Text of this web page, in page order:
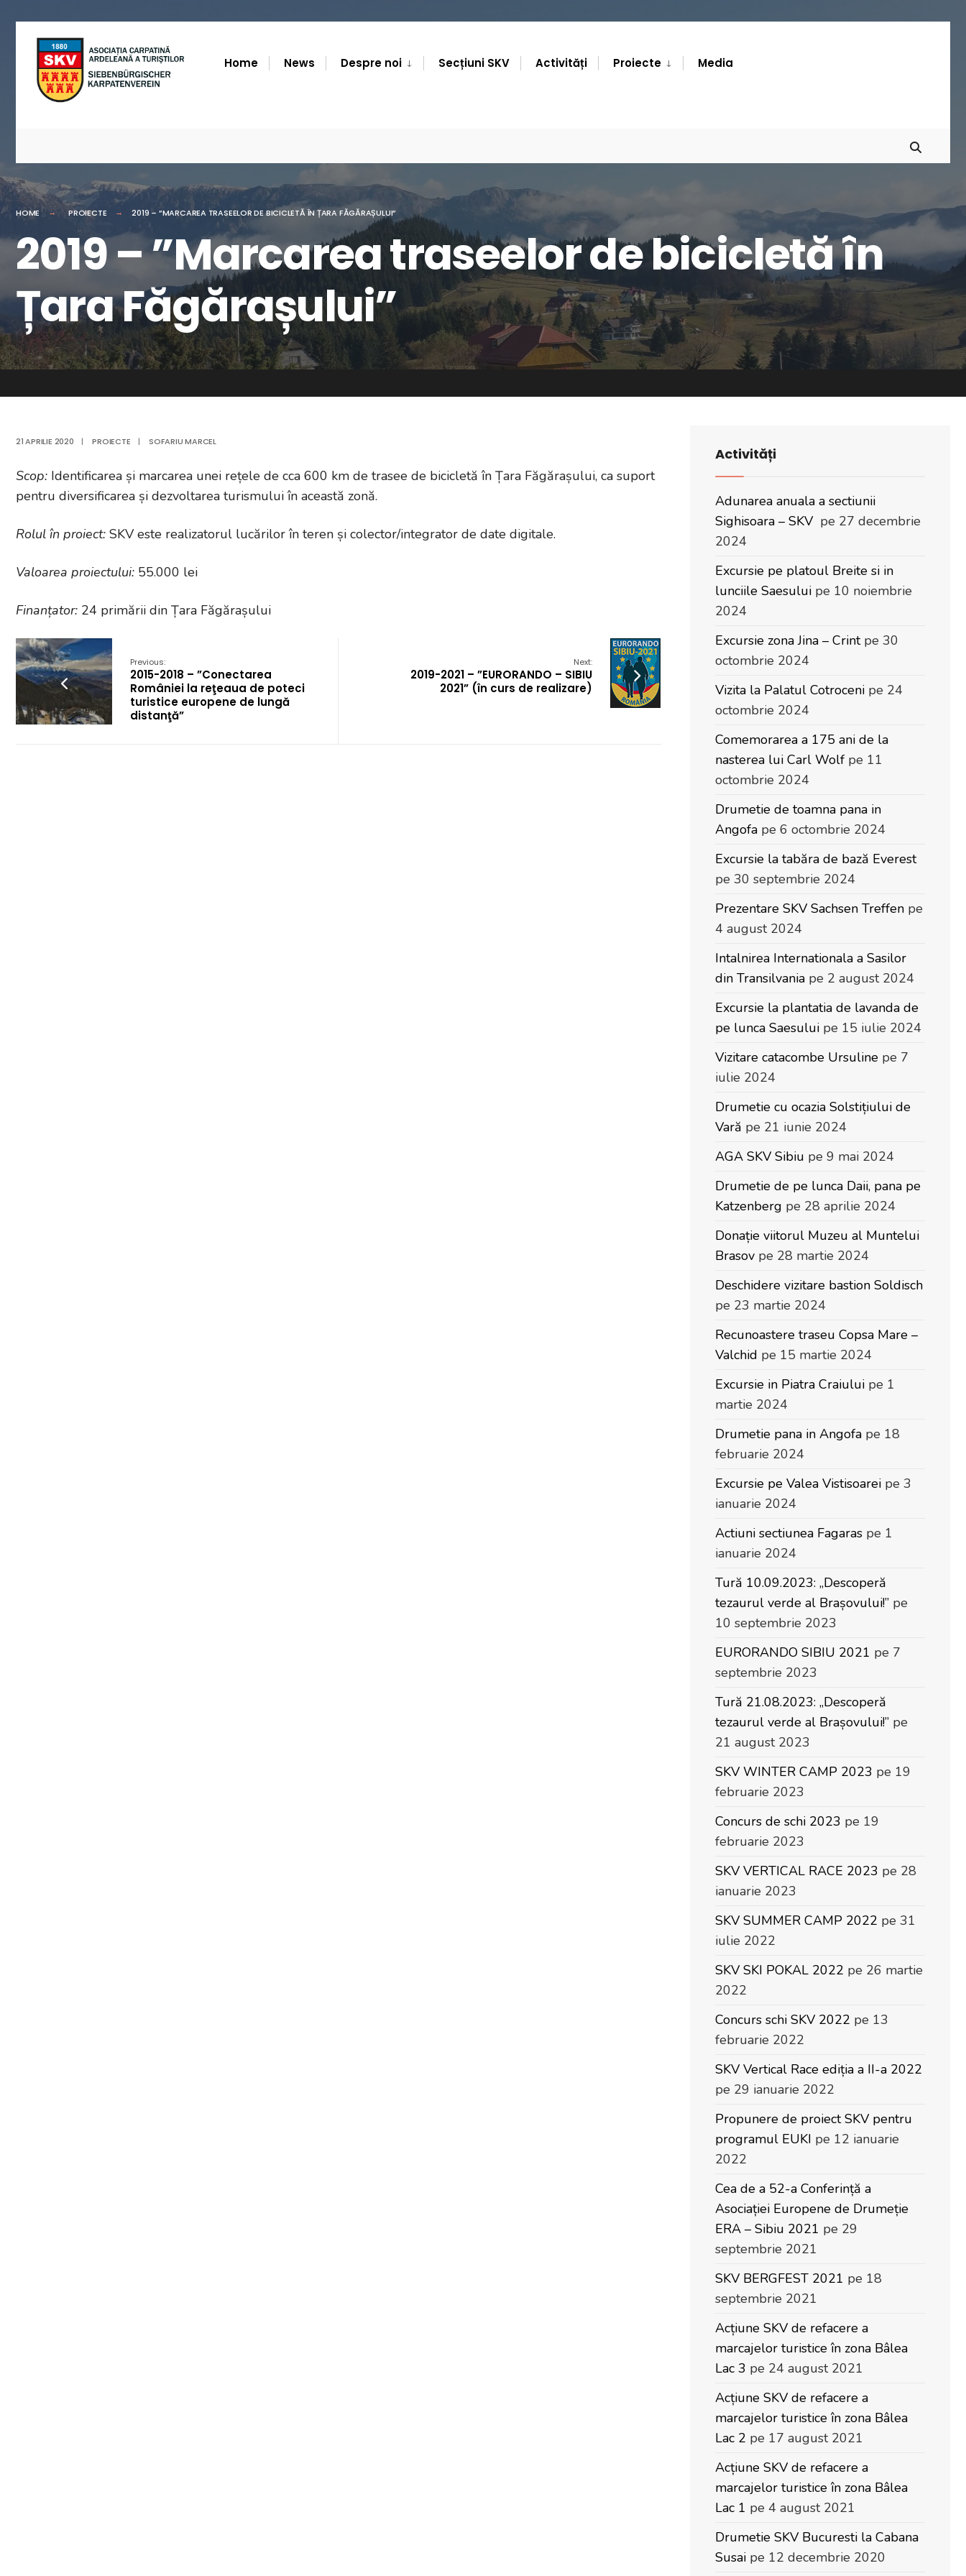
Skip
content
Home News Despre noi Secțiuni SKV Activități Proiecte Media
HOME PROIECTE 2019 – ”MARCAREA TRASEELOR DE BICICLETĂ ÎN ȚARA FĂGĂRAȘULUI”
2019 – ”Marcarea traseelor de bicicletă în
Țara Făgărașului”
21 APRILIE 2020 | PROIECTE | SOFARIU MARCEL
Scop: Identificarea și marcarea unei rețele de cca 600 km de trasee de bicicletă în Țara Făgărașului, ca suport
pentru diversificarea și dezvoltarea turismului în această zonă.
Rolul în proiect: SKV este realizatorul lucărilor în teren și colector/integrator de date digitale.
Valoarea proiectului: 55.000 lei
Finanțator: 24 primării din Țara Făgărașului
Previous:
2015-2018 – ”Conectarea
României la reţeaua de poteci
turistice europene de lungă
distanţă”
Next:
2019-2021 – ”EURORANDO – SIBIU
2021” (în curs de realizare)
Activități
Adunarea anuala a sectiunii
Sighisoara – SKV pe 27 decembrie
2024
Excursie pe platoul Breite si in
lunciile Saesului pe 10 noiembrie
2024
Excursie zona Jina – Crintpe 30
octombrie 2024
Vizita la Palatul Cotroceni pe 24
octombrie 2024
Comemorarea a 175 ani de la
nasterea lui Carl Wolf pe 11
octombrie 2024
Drumetie de toamna pana in
Angofa pe 6 octombrie 2024
Excursie la tabăra de bază Everest
pe 30 septembrie 2024
Prezentare SKV Sachsen Treffen pe
4 august 2024
Intalnirea Internationala a Sasilor
din Transilvania pe 2 august 2024
Excursie la plantatia de lavanda de
pe lunca Saesului pe 15 iulie 2024
Vizitare catacombe Ursuline pe 7
iulie 2024
Drumetie cu ocazia Solstițiului de
Vară pe 21 iunie 2024
AGA SKV Sibiu pe 9 mai 2024
Drumetie de pe lunca Daii, pana pe
Katzenberg pe 28 aprilie 2024
Donație viitorul Muzeu al Muntelui
Brasov pe 28 martie 2024
Deschidere vizitare bastion Soldisch
pe 23 martie 2024
Recunoastere traseu Copsa Mare –
Valchid pe 15 martie 2024
Excursie in Piatra Craiului pe 1
martie 2024
Drumetie pana in Angofa pe 18
februarie 2024
Excursie pe Valea Vistisoarei pe 3
ianuarie 2024
Actiuni sectiunea Fagaras pe 1
ianuarie 2024
Tură 10.09.2023: „Descoperă
tezaurul verde al Brașovului!” pe
10 septembrie 2023
EURORANDO SIBIU 2021 pe 7
septembrie 2023
Tură 21.08.2023: „Descoperă
tezaurul verde al Brașovului!” pe
21 august 2023
SKV WINTER CAMP 2023 pe 19
februarie 2023
Concurs de schi 2023 pe 19
februarie 2023
SKV VERTICAL RACE 2023 pe 28
ianuarie 2023
SKV SUMMER CAMP 2022 pe 31
iulie 2022
SKV SKI POKAL 2022 pe 26 martie
2022
Concurs schi SKV 2022 pe 13
februarie 2022
SKV Vertical Race ediția a II-a 2022
pe 29 ianuarie 2022
Propunere de proiect SKV pentru
programul EUKI pe 12 ianuarie
2022
Cea de a 52-a Conferință a
Asociației Europene de Drumeție
ERA – Sibiu 2021 pe 29
septembrie 2021
SKV BERGFEST 2021 pe 18
septembrie 2021
Acțiune SKV de refacere a
marcajelor turistice în zona Bâlea
Lac 3 pe 24 august 2021
Acțiune SKV de refacere a
marcajelor turistice în zona Bâlea
Lac 2 pe 17 august 2021
Acțiune SKV de refacere a
marcajelor turistice în zona Bâlea
Lac 1 pe 4 august 2021
Drumetie SKV Bucuresti la Cabana
Susai pe 12 decembrie 2020